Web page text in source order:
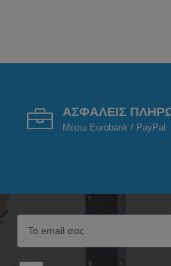
ΑΣΦΑΛΕΙΣ
Μέσω Eurobank / PayPal